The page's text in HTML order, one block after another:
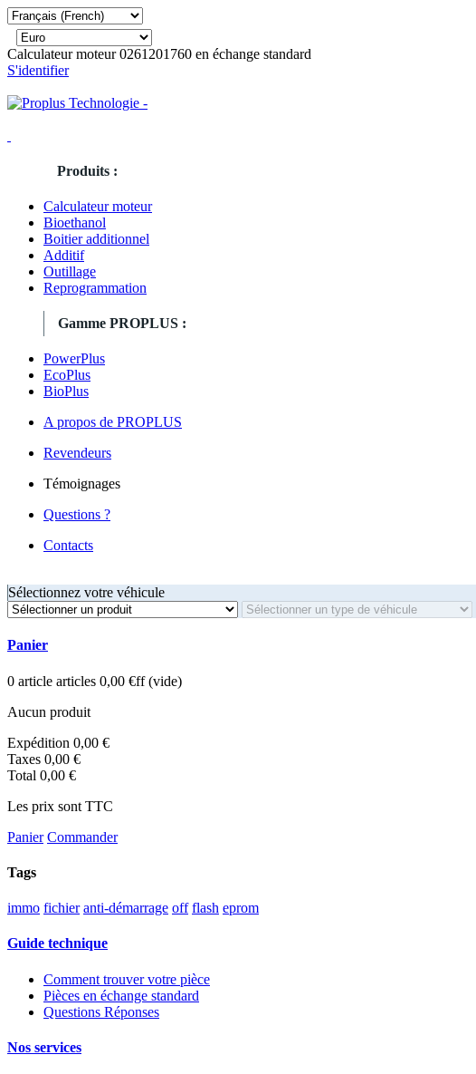
Calculateur moteur 0261201760 en échange standard
S'identifier
Produits :
Calculateur moteur
Bioethanol
Boitier additionnel
Additif
Outillage
Reprogrammation
Gamme PROPLUS :
PowerPlus
EcoPlus
BioPlus
A propos de PROPLUS
Revendeurs
Témoignages
Questions ?
Contacts
Sélectionnez votre véhicule
Panier
0 article articles 0,00 €ff (vide)
Aucun produit
Expédition 0,00 €
Taxes 0,00 €
Total 0,00 €
Les prix sont TTC
Panier Commander
Tags
immo fichier anti-démarrage off flash eprom
Guide technique
Comment trouver votre pièce
Pièces en échange standard
Questions Réponses
Nos services